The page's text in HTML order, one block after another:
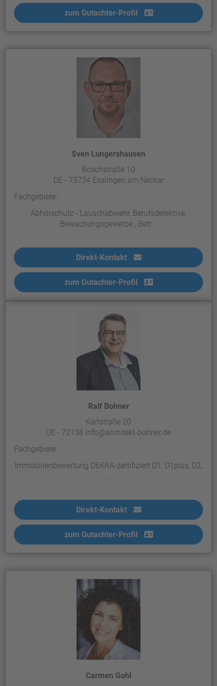
zum Gutachter-Profil
Sven Lungershausen
Boschstraße 10
DE - 73734 Esslingen am Neckar
Fachgebiete:
Abhörschutz - Lauschabwehr, Berufsdetektive,
Bewachungsgewerbe , Betr...
Direkt-Kontakt
zum Gutachter-Profil
Ralf Bohner
Karlstraße 20
DE - 72138 info@architekt-bohner.de
Fachgebiete:
Immobilienbewertung DEKRA-zertifiziert D1, D1plus, D2,
...
Direkt-Kontakt
zum Gutachter-Profil
Carmen Gohl